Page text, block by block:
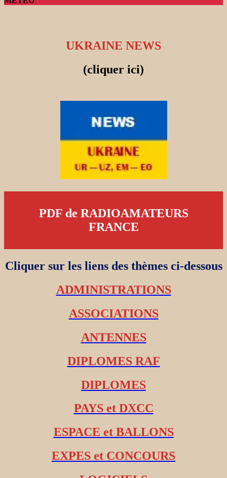
UKRAINE NEWS
(cliquer ici)
PDF de RADIOAMATEURS
FRANCE
Cliquer sur les liens des thèmes ci-dessous
ADMINISTRATIONS
ASSOCIATIONS
ANTENNES
DIPLOMES RAF
DIPLOMES
PAYS et DXCC
ESPACE et BALLONS
EXPES et CONCOURS